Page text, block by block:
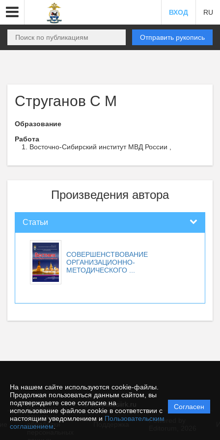
На нашем сайте используются cookie-файлы.
Продолжая пользоваться данным сайтом, вы
подтверждаете свое согласие на
использование файлов cookie в соответствии с
настоящим уведомлением и Пользовательским
соглашением
Согласен
ВХОД RU
Отправить рукопись
Струганов С М
Образование
Работа
Восточно-Сибирский институт МВД России ,
Произведения автора
Статьи
СОВЕРШЕНСТВОВАНИЕ
ОРГАНИЗАЦИОННО-
МЕТОДИЧЕСКОГО ...
© vestnikesiirk.ru
Политика
защиты и
обработки
Powered by